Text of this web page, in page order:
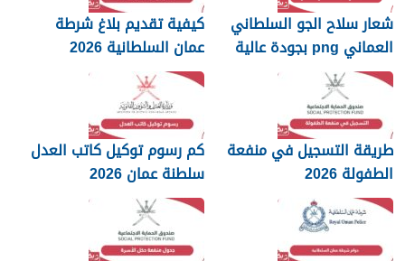
شعار سلاح الجو السلطاني
العماني png بجودة عالية
2026
كيفية تقديم بلاغ شرطة
عمان السلطانية 2026
طريقة التسجيل في منفعة
الطفولة 2026
كم رسوم توكيل كاتب العدل
سلطنة عمان 2026